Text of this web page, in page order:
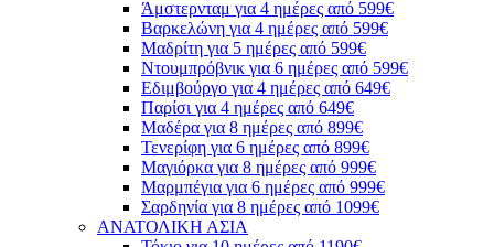
Άμστερνταμ για 4 ημέρες από 599€
Βαρκελώνη για 4 ημέρες από 599€
Μαδρίτη για 5 ημέρες από 599€
Ντουμπρόβνικ για 6 ημέρες από 599€
Εδιμβούργο για 4 ημέρες από 649€
Παρίσι για 4 ημέρες από 649€
Μαδέρα για 8 ημέρες από 899€
Τενερίφη για 6 ημέρες από 899€
Μαγιόρκα για 8 ημέρες από 999€
Μαρμπέγια για 6 ημέρες από 999€
Σαρδηνία για 8 ημέρες από 1099€
ΑΝΑΤΟΛΙΚΗ ΑΣΙΑ